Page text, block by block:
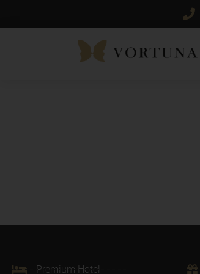
Premium Hotel